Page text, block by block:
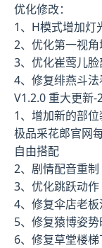
优化修改：
1、H模式增加灯
2、优化第一视
3、优化崔莺儿
4、修复绯燕斗
V1.2.0 重大更新-
1、增加新的部
极品采花郎官网
自由搭配
2、剧情配音重制
3、优化跳跃动作
4、修复伞店老
5、修复猿博姿
6、修复草堂楼